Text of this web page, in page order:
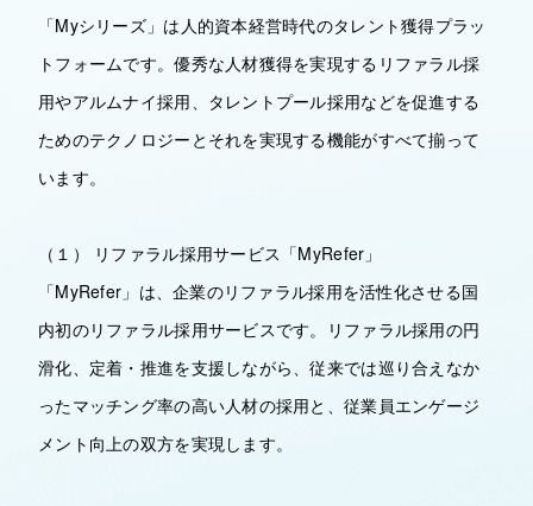
「Myシリーズ」は人的資本経営時代のタレント獲得プラッ
トフォームです。優秀な人材獲得を実現するリファラル採
用やアルムナイ採用、タレントプール採用などを促進する
ためのテクノロジーとそれを実現する機能がすべて揃って
います。
（１） リファラル採用サービス「MyRefer」
「MyRefer」は、企業のリファラル採用を活性化させる国
内初のリファラル採用サービスです。リファラル採用の円
滑化、定着・推進を支援しながら、従来では巡り合えなか
ったマッチング率の高い人材の採用と、従業員エンゲージ
メント向上の双方を実現します。